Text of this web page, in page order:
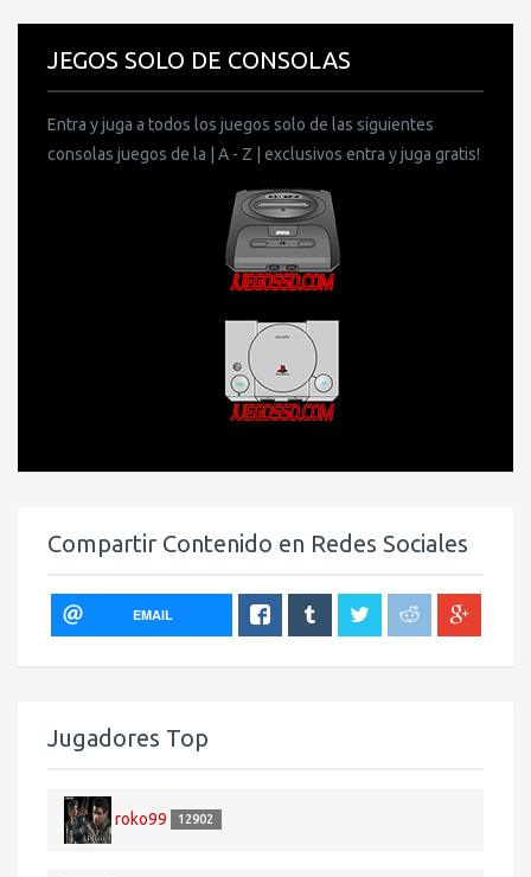
JEGOS SOLO DE CONSOLAS
Entra y juga a todos los juegos solo de las siguientes
consolas juegos de la | A - Z | exclusivos entra y juga gratis!
Compartir Contenido en Redes Sociales
EMAIL
Jugadores Top
roko99 12902